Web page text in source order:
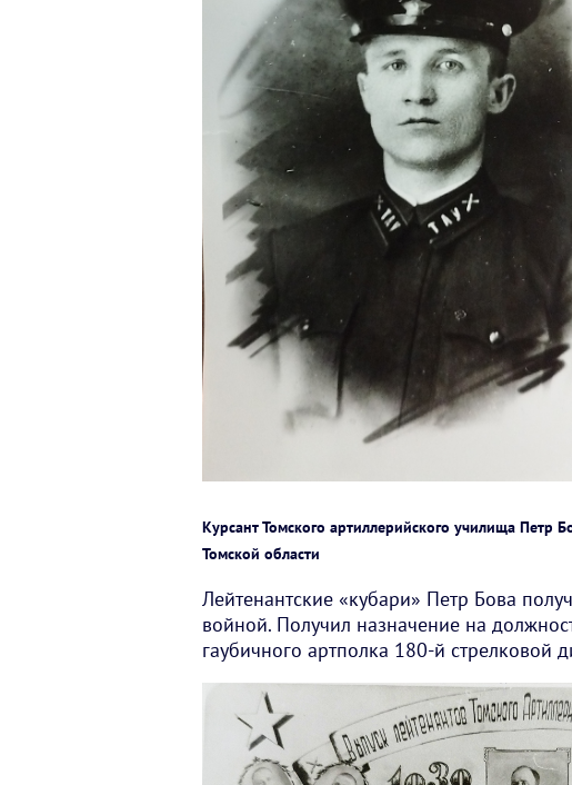
Курсант Томского артиллерийского училища Петр
Томской области
Лейтенантские «кубари» Петр Бова
войной. Получил назначение на
гаубичного артполка 180-й стрелковой